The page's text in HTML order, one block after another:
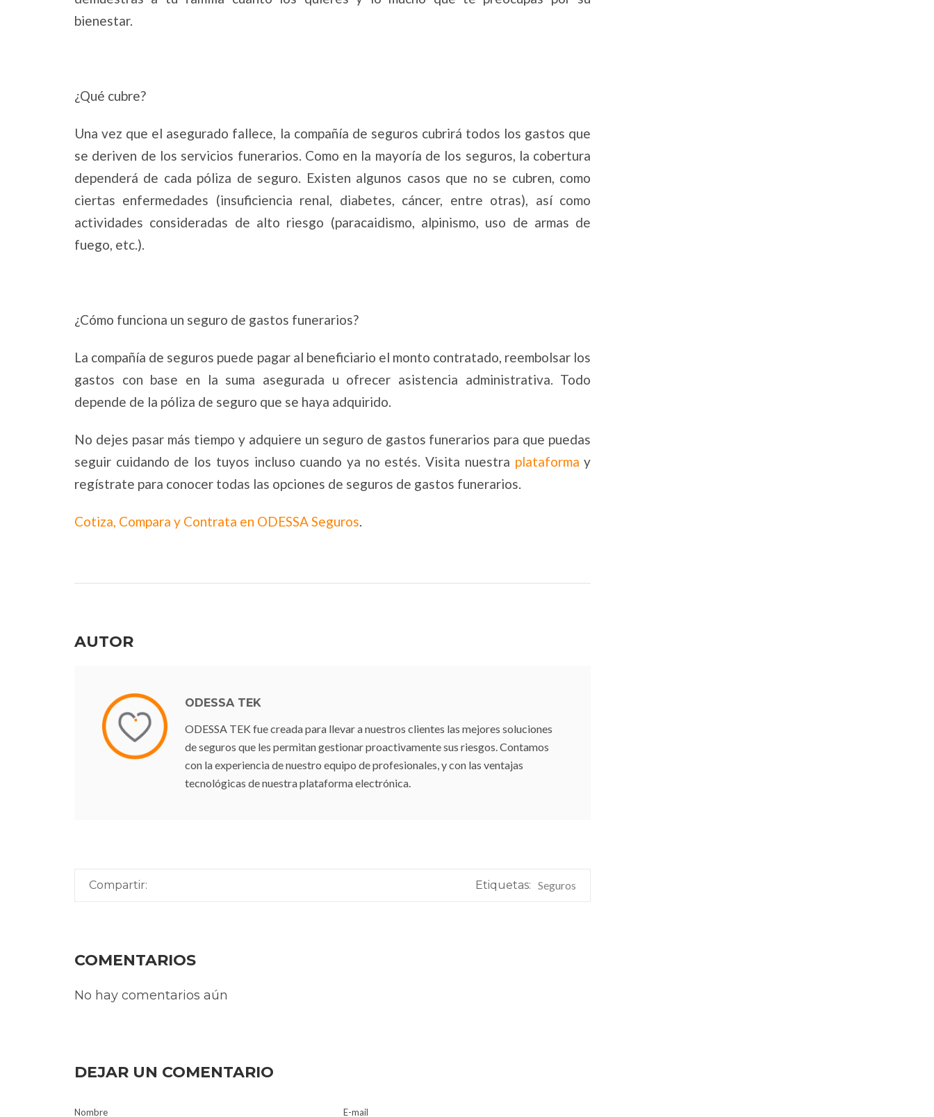
bienestar.
¿Qué cubre?
Una vez que el asegurado fallece, la compañía de seguros cubrirá todos los gastos que
se deriven de los servicios funerarios. Como en la mayoría de los seguros, la cobertura
dependerá de cada póliza de seguro. Existen algunos casos que no se cubren, como
ciertas enfermedades (insuficiencia renal, diabetes, cáncer, entre otras), así como
actividades consideradas de alto riesgo (paracaidismo, alpinismo, uso de armas de
fuego, etc.).
¿Cómo funciona un seguro de gastos funerarios?
La compañía de seguros puede pagar al beneficiario el monto contratado, reembolsar los
gastos con base en la suma asegurada u ofrecer asistencia administrativa. Todo
depende de la póliza de seguro que se haya adquirido.
No dejes pasar más tiempo y adquiere un seguro de gastos funerarios para que puedas
seguir cuidando de los tuyos incluso cuando ya no estés. Visita nuestra plataforma y
regístrate para conocer todas las opciones de seguros de gastos funerarios.
Cotiza, Compara y Contrata en ODESSA Seguros.
AUTOR
ODESSA TEK
ODESSA TEK fue creada para llevar a nuestros clientes las mejores soluciones
de seguros que les permitan gestionar proactivamente sus riesgos. Contamos
con la experiencia de nuestro equipo de profesionales, y con las ventajas
tecnológicas de nuestra plataforma electrónica.
Compartir: Etiquetas: Seguros
COMENTARIOS
No hay comentarios aún
DEJAR UN COMENTARIO
Nombre E-mail